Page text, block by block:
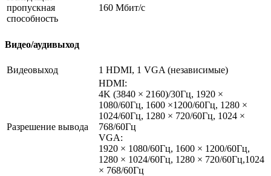
пропускная
способность
160 Мбит/с
Видео/аудивыход
Видеовыход 1 HDMI, 1 VGA (независимые)
Разрешение вывода
HDMI:
4K (3840 × 2160)/30Гц, 1920 ×
1080/60Гц, 1600 ×1200/60Гц, 1280 ×
1024/60Гц, 1280 × 720/60Гц, 1024 ×
768/60Гц
VGA:
1920 × 1080/60Гц, 1600 × 1200/60Гц,
1280 × 1024/60Гц, 1280 × 720/60Гц,1024
× 768/60Гц